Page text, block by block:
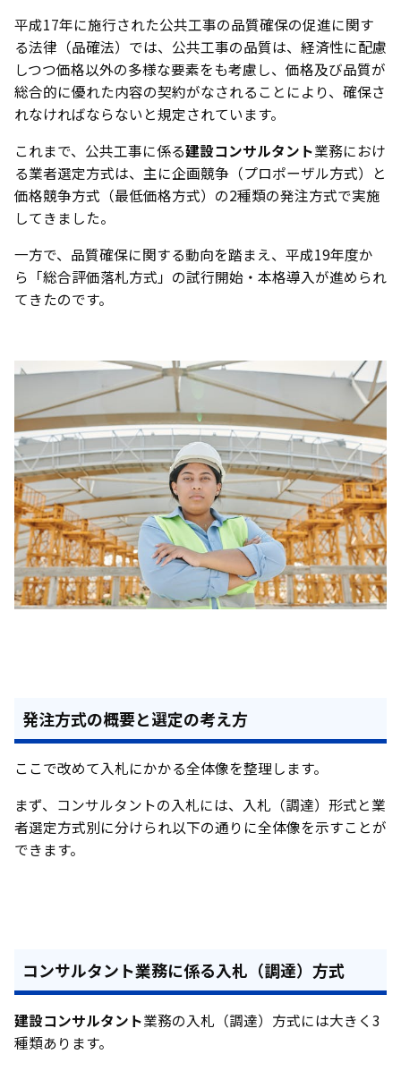
平成17年に施行された公共工事の品質確保の促進に関す
る法律（品確法）では、公共工事の品質は、経済性に配慮
しつつ価格以外の多様な要素をも考慮し、価格及び品質が
総合的に優れた内容の契約がなされることにより、確保さ
れなければならないと規定されています。
これまで、公共工事に係る建設コンサルタント業務におけ
る業者選定方式は、主に企画競争（プロポーザル方式）と
価格競争方式（最低価格方式）の2種類の発注方式で実施
してきました。
一方で、品質確保に関する動向を踏まえ、平成19年度か
ら「総合評価落札方式」の試行開始・本格導入が進められ
てきたのです。
発注方式の概要と選定の考え方
ここで改めて入札にかかる全体像を整理します。
まず、コンサルタントの入札には、入札（調達）形式と業
者選定方式別に分けられ以下の通りに全体像を示すことが
できます。
コンサルタント業務に係る入札（調達）方式
建設コンサルタント業務の入札（調達）方式には大きく3
種類あります。